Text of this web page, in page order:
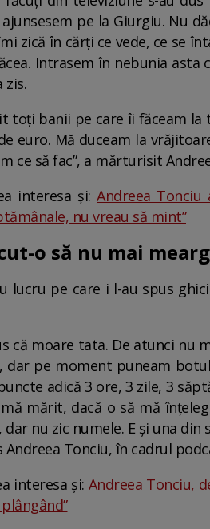
pe la Giurgiu. Nu
zică în cărți ce vede, ce se
Intrasem în nebunia asta
zis.
toți banii pe care îi făceam la
euro. Mă duceam la
ce să fac”, a mărturisit
interesa și:Andreea
nu vreau să mint”
o să nu mai
lucru pe care i l-au spus
că moare tata. De atunci nu
dar pe moment puneam
adică 3 ore, 3 zile, 3
mărit, dacă o să mă
nu zic numele. E și una
Andreea Tonciu, în cadrul
interesa și: Andreea Tonciu,